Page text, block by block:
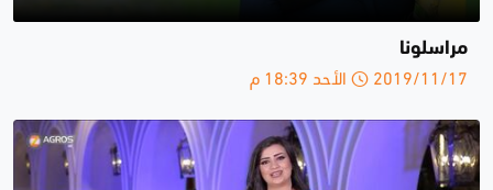
مراسلونا
2019/11/17 الأحد 18:39 م